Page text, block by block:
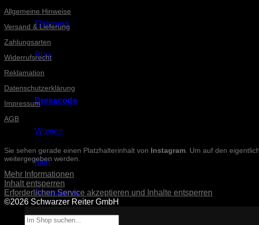
Fixierung
Play
Dresscode
Women
Men
Accessoires
Allgemeine Hinweise
Versand & Lieferung
Zahlungsarten
Widerrufsrecht
Reklamation
Datenschutzerklärung
Impressum
AGB
INSTAGRAM-POSTS
Sie sehen gerade einen Platzhalterinhalt von Instagram . Um auf den
weitergegeben werden.
Mehr Informationen
Inhalt entsperren
Erforderlichen Service akzeptieren und Inhalte entsperren
©2026 Schwarzer Reiter GmbH
Suche